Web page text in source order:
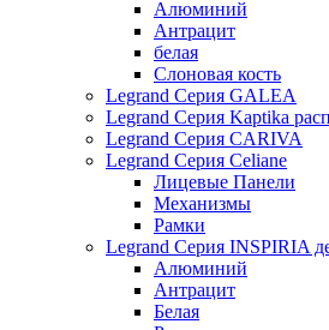
Алюминий
Антрацит
белая
Слоновая кость
Legrand Серия GALEA
Legrand Серия Kaptika
Legrand Серия CARIVA
Legrand Серия Celiane
Лицевые Панели
Механизмы
Рамки
Legrand Серия INSPIRIA
Алюминий
Антрацит
Белая